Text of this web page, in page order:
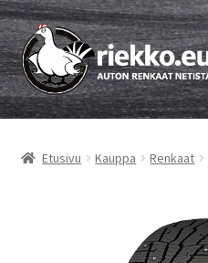
Siirry
navigointiin
Siirry
sisältöön
Etusivu
Vinkit & ohjeet
Etusivu Kauppa Renkaat